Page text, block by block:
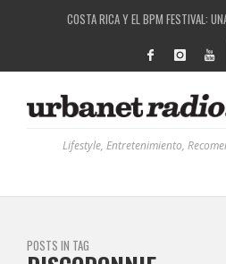
COSTA RICA Y EL BPM FESTIVAL:
RUTAS NATURBANAS: EL PROYECTO QUE
LA HISTORIA DETRÁS DE LA MÚSICA
Lifestyle, Entretenimiento,
POSTS IN TAG